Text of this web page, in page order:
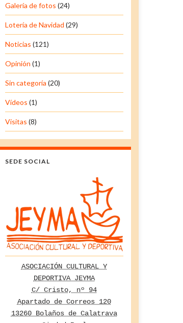
Galería de fotos (24)
Lotería de Navidad (29)
Noticias (121)
Opinión (1)
Sin categoría (20)
Vídeos (1)
Visitas (8)
SEDE SOCIAL
ASOCIACIÓN CULTURAL Y
DEPORTIVA JEYMA
C/ Cristo, nº 94
Apartado de Correos 120
13260 Bolaños de Calatrava